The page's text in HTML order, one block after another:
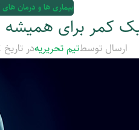
بیماری ها و درمان
کمر برای
ارسال توسطتیم تحریریهدر تاریخ 2022-10-25